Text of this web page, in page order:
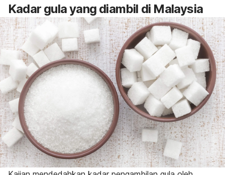
Kadar gula yang diambil di Malaysia